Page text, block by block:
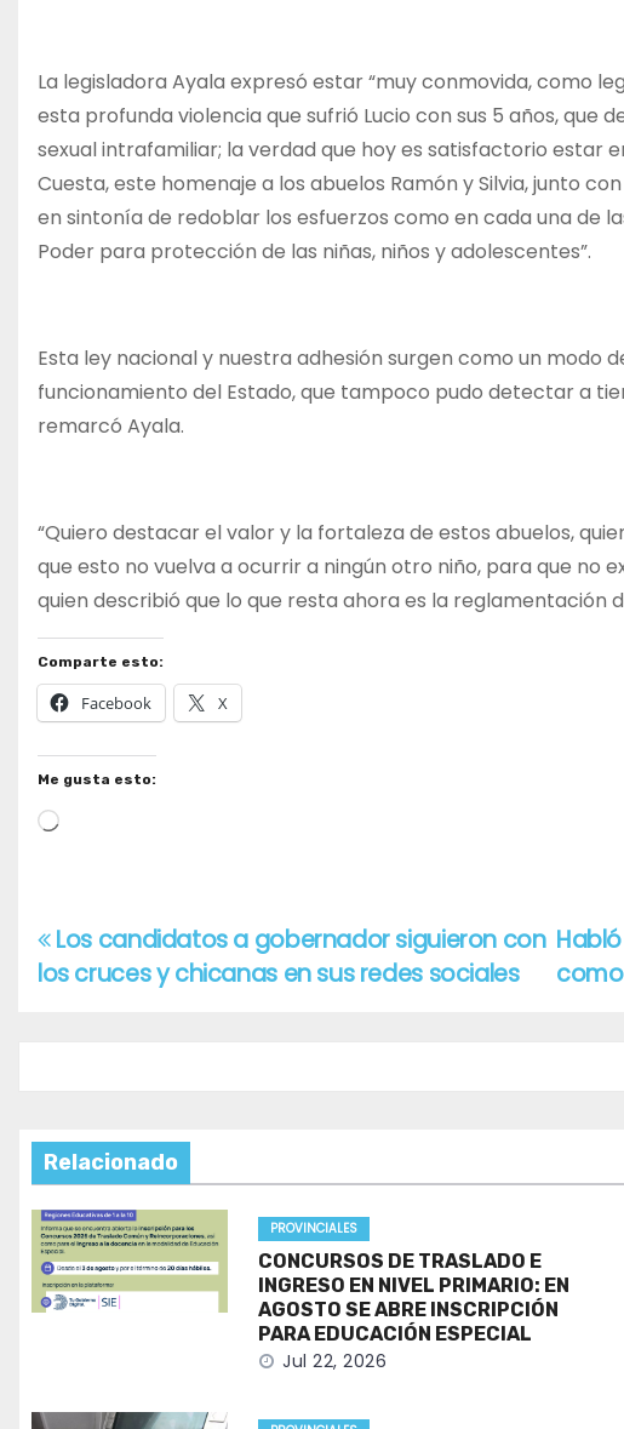
La legisladora Ayala expresó estar “muy conmovida, como
esta profunda violencia que sufrió Lucio con sus 5 años, que
sexual intrafamiliar; la verdad que hoy es satisfactorio estar
Cuesta, este homenaje a los abuelos Ramón y Silvia, junto
en sintonía de redoblar los esfuerzos como en cada una de
Poder para protección de las niñas, niños y adolescentes”.
Esta ley nacional y nuestra adhesión surgen como un modo
funcionamiento del Estado, que tampoco pudo detectar a
remarcó Ayala.
“Quiero destacar el valor y la fortaleza de estos abuelos,
que esto no vuelva a ocurrir a ningún otro niño, para que no
quien describió que lo que resta ahora es la reglamentación
Comparte esto:
Facebook X
Me gusta esto:
Cargando...
Navegación
de
Los candidatos a gobernador siguieron con
los cruces y chicanas en sus redes sociales
Relacionado
PROVINCIALES
CONCURSOS DE TRASLADO E
INGRESO EN NIVEL PRIMARIO: EN
AGOSTO SE ABRE INSCRIPCIÓN
PARA EDUCACIÓN ESPECIAL
Jul 22, 2026